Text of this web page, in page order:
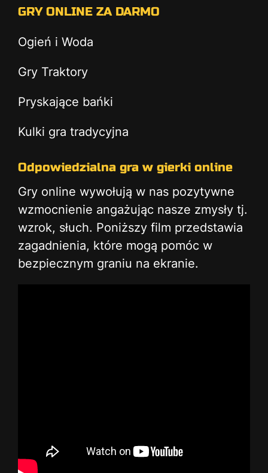
GRY ONLINE ZA DARMO
Ogień i Woda
Gry Traktory
Pryskające bańki
Kulki gra tradycyjna
Odpowiedzialna gra w gierki online
Gry online wywołują w nas pozytywne
wzmocnienie angażując nasze zmysły tj.
wzrok, słuch. Poniższy film przedstawia
zagadnienia, które mogą pomóc w
bezpiecznym graniu na ekranie.